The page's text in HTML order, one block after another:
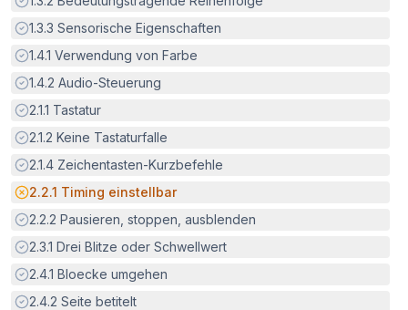
Erfüllt:
1.3.3 Sensorische Eigenschaften
Erfüllt:
1.4.1 Verwendung von Farbe
Erfüllt:
1.4.2 Audio-Steuerung
Erfüllt:
2.1.1 Tastatur
Erfüllt:
2.1.2 Keine Tastaturfalle
Erfüllt:
2.1.4 Zeichentasten-Kurzbefehle
Potenzielle Barriere:
2.2.1 Timing einstellbar
Erfüllt:
2.2.2 Pausieren, stoppen, ausblenden
Erfüllt:
2.3.1 Drei Blitze oder Schwellwert
Erfüllt:
2.4.1 Bloecke umgehen
Erfüllt:
2.4.2 Seite betitelt